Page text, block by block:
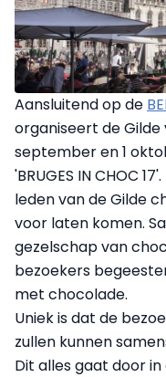
Aansluitend op de
organiseert de
september en 1
'BRUGES IN CHOC
leden van de Gilde
voor laten komen.
gezelschap van
bezoekers
met chocolade.
Uniek is dat de
zullen kunnen
Dit alles gaat door